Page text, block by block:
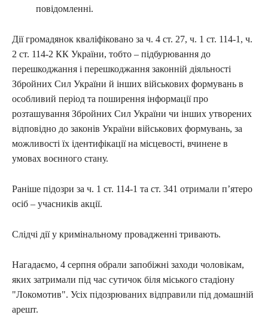
повідомленні.
Дії громадянок кваліфіковано за ч. 4 ст. 27, ч. 1 ст. 114-1, ч.
2 ст. 114-2 КК України, тобто – підбурювання до
перешкоджання і перешкоджання законній діяльності
Збройних Сил України й інших військових формувань в
особливий період та поширення інформації про
розташування Збройних Сил України чи інших утворених
відповідно до законів України військових формувань, за
можливості їх ідентифікації на місцевості, вчинене в
умовах воєнного стану.
Раніше підозри за ч. 1 ст. 114-1 та ст. 341 отримали п’ятеро
осіб – учасників акції.
Слідчі дії у кримінальному провадженні тривають.
Нагадаємо, 4 серпня обрали запобіжні заходи чоловікам,
яких затримали під час сутичок біля міського стадіону
"Локомотив". Усіх підозрюваних відправили під домашній
арешт.